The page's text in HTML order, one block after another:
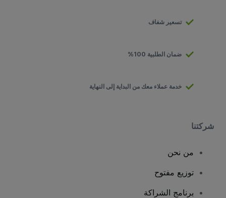
تسعير شفاف
ضمان الطلبية 100%
خدمة عملاء معك من البداية إلى النهاية
شركتنا
من نحن
توزيع مفتوح
برنامج الشراكة